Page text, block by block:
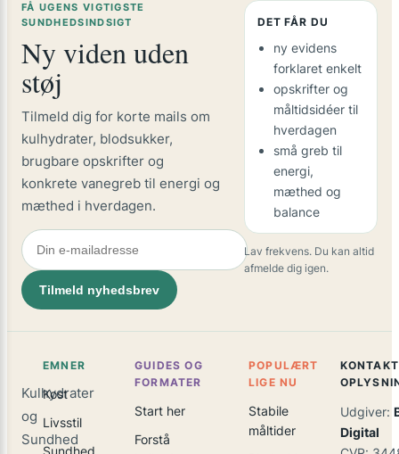
FÅ UGENS VIGTIGSTE
SUNDHEDSINDSIGT
Ny viden uden
støj
Tilmeld dig for korte mails om
kulhydrater, blodsukker,
brugbare opskrifter og
konkrete vanegreb til energi og
mæthed i hverdagen.
Tilmeld nyhedsbrev
DET FÅR DU
ny evidens
forklaret enkelt
opskrifter og
måltidsidéer til
hverdagen
små greb til
energi,
mæthed og
balance
Lav frekvens. Du kan altid
afmelde dig igen.
Kulhydrater
og
Sundhed
EMNER
Kost
Livsstil
GUIDES OG
FORMATER
Start her
Forstå
POPULÆRT
LIGE NU
Stabile
måltider
Udgiver:
Digital